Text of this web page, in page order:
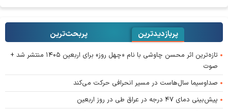
پربازدیدترین پربحث‌ترین‌
تازه‌ترین اثر محسن چاوشی با نام «چهل روز» برای اربعین ۱۴۰۵ منتشر شد +
صوت
صداوسیما سال‌هاست در مسیر انحرافی حرکت می‌کند
پیش‌بینی دمای ۴۷ درجه در عراق طی در روز اربعین